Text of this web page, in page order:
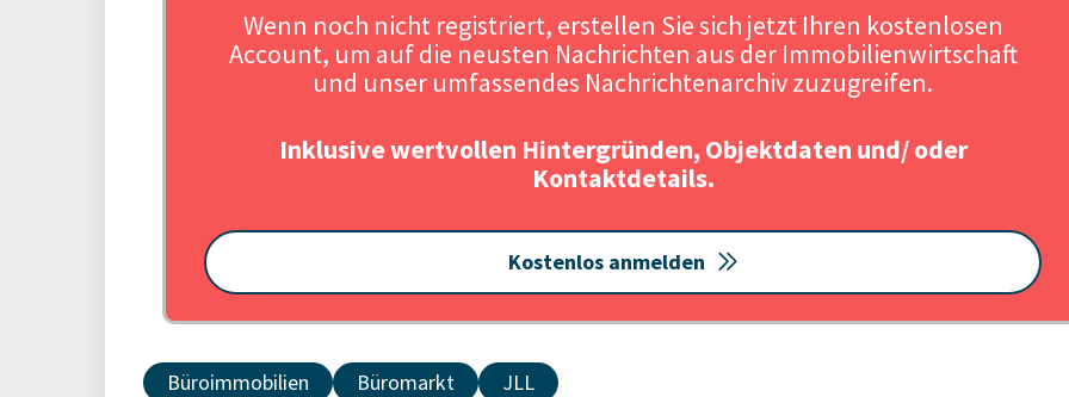
Wenn noch nicht registriert, erstellen Sie sich jetzt Ihren kostenlosen
Account, um auf die neusten Nachrichten aus der Immobilienwirtschaft
und unser umfassendes Nachrichtenarchiv zuzugreifen.
Inklusive wertvollen Hintergründen, Objektdaten und/ oder
Kontaktdetails.
Kostenlos anmelden
Büroimmobilien Büromarkt JLL